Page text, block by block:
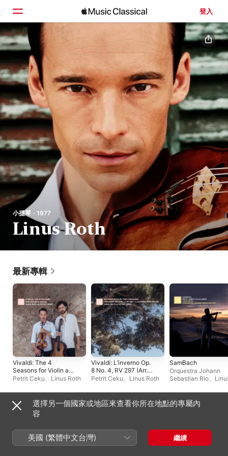
登入
首頁
瀏覽
搜尋
小提琴 · 1977
Linus Roth
最新專輯
Vivaldi: The 4
Seasons for Violin and
Guitar
Petrit Ceku、 Linus Roth
Vivaldi: L’inverno Op.
8 No. 4, RV 297 (Arr.
for Guitar & Violin by
Çeku): I. Allegro non
molto - Single
Petrit Ceku、 Linus Roth
SamBach
Orquestra Johann
Sebastian Rio、
現場演出專輯
選擇另一個國家或地區來查看你所在地點的專屬內
容
美國 (繁體中文台灣) 繼續